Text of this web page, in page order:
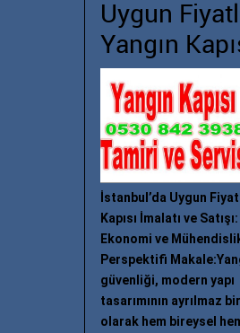
Uygun
Yangın
İstanbul’da Uygun
Kapısı İmalatı ve
Ekonomi ve
Perspektifi
güvenliği, modern yapı
tasarımının ayrılmaz
olarak hem bireysel